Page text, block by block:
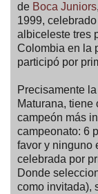
de Boca Juniors
1999,
albiceleste tres
Colombia en la
participó por
Precisamente
Maturana, tiene
campeón más
campeonato: 6
favor y ninguno
celebrada por
Donde
como invitada),